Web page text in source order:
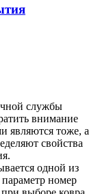
службы
внимание
являются тоже, а
свойства
одной из
номер